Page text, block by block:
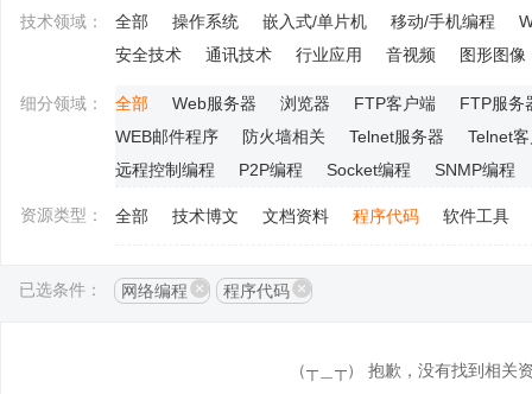
技术领域： 全部 操作系统 嵌入式/单片机 移动/手机编程
安全技术
通讯技术 行业应用 音视频 图形图像
细分领域： 全部 Web服务器 浏览器 FTP客户端
FTP服务
WEB邮件程序
防火墙相关 Telnet服务器
Telnet
远程控制编程
P2P编程 Socket编程 SNMP编程
资源类型： 全部 技术博文 文档资料 程序代码 软件工具
已选条件： 网络编程 程序代码
（┬＿┬） 抱歉，没有找到相关